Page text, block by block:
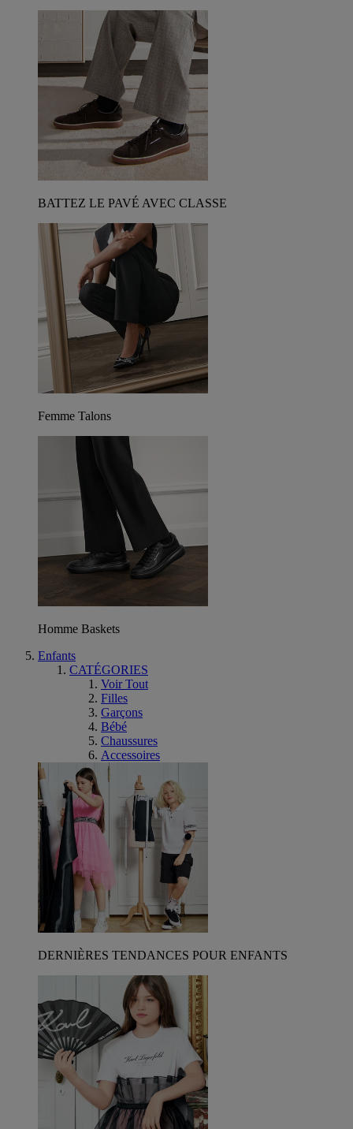
BATTEZ LE PAVÉ AVEC CLASSE
Femme Talons
Homme Baskets
Enfants
CATÉGORIES
Voir Tout
Filles
Garçons
Bébé
Chaussures
Accessoires
DERNIÈRES TENDANCES POUR ENFANTS